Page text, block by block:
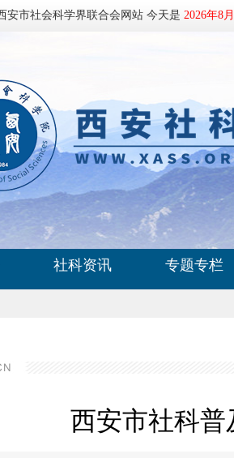
安市社会科学界联合会网站 今天是 2026年8
社科资讯 专题专栏
西安市社科